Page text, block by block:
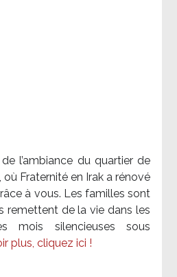
l’ambiance du quartier de
Fraternité en Irak a rénové
à vous. Les familles sont
remettent de la vie dans les
mois silencieuses sous
plus, cliquez ici !